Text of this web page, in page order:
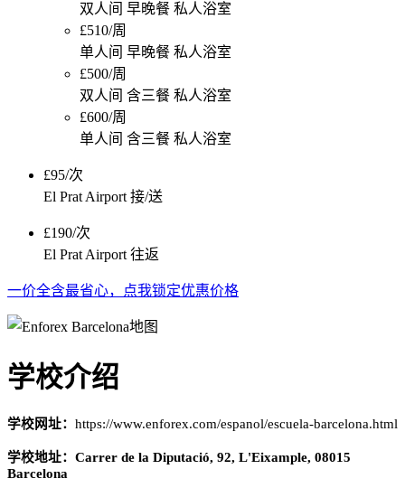
双人间 早晚餐 私人浴室
£510/周
单人间 早晚餐 私人浴室
£500/周
双人间 含三餐 私人浴室
£600/周
单人间 含三餐 私人浴室
£95/次
El Prat Airport 接/送
£190/次
El Prat Airport 往返
一价全含最省心，点我锁定优惠价格
学校介绍
学校网址： https://www.enforex.com/espanol/escuela-barcelona.html
学校地址：Carrer de la Diputació, 92, L'Eixample, 08015
Barcelona